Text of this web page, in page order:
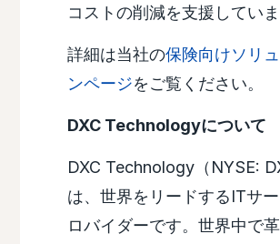
コストの削減を支援していま
詳細は当社の保険向けソリ
ンページをご覧ください。
DXC Technologyについて
DXC Technology（NYSE:
は、世界をリードするITサ
ロバイダーです。世界中で